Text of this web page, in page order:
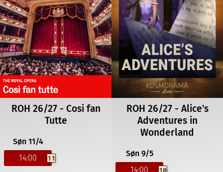
ROH 26/27 - Cosi fan
Tutte
Søn 11/4
14:00
11
ROH 26/27 - Alice's
Adventures in
Wonderland
Søn 9/5
14:00
10